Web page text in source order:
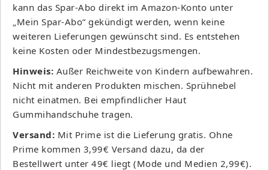
kann das Spar-Abo direkt im Amazon-Konto unter
„Mein Spar-Abo“ gekündigt werden, wenn keine
weiteren Lieferungen gewünscht sind. Es entstehen
keine Kosten oder Mindestbezugsmengen.
Hinweis: Außer Reichweite von Kindern aufbewahren.
Nicht mit anderen Produkten mischen. Sprühnebel
nicht einatmen. Bei empfindlicher Haut
Gummihandschuhe tragen.
Versand: Mit Prime ist die Lieferung gratis. Ohne
Prime kommen 3,99€ Versand dazu, da der
Bestellwert unter 49€ liegt (Mode und Medien 2,99€).